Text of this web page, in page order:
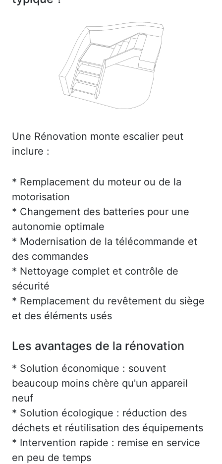
Une Rénovation monte escalier peut
inclure :
* Remplacement du moteur ou de la
motorisation
* Changement des batteries pour une
autonomie optimale
* Modernisation de la télécommande et
des commandes
* Nettoyage complet et contrôle de
sécurité
* Remplacement du revêtement du siège
et des éléments usés
Les avantages de la rénovation
* Solution économique : souvent
beaucoup moins chère qu'un appareil
neuf
* Solution écologique : réduction des
déchets et réutilisation des équipements
* Intervention rapide : remise en service
en peu de temps